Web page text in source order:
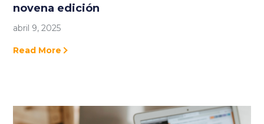
novena edición
abril 9, 2025
Read More